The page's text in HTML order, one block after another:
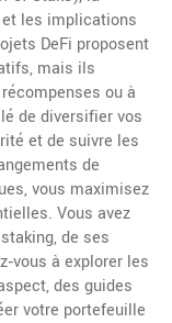
les implications
DeFi proposent
mais ils
ou à
de diversifier vos
et de suivre les
de
vous maximisez
Vous avez
de ses
à explorer les
des guides
votre portefeuille